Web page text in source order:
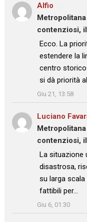
Alfio
contenziosi,
: “
Ecco. La
estendere la
centro storico
si dà priorità
”
Giu 21, 13:58
Luciano
contenziosi,
: “La situazione
disastrosa,
su larga
fattibili per…
Giu 6, 01:30